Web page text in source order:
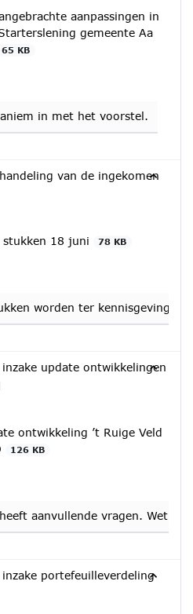
aanpassingen in
gemeente Aa
65 KB
in met het voorstel.
van de ingekomen
stukken 18 juni
78 KB
worden ter kennisgeving
update ontwikkelingen
ontwikkeling ’t Ruige Veld
126 KB
heeft aanvullende vragen.
portefeuilleverdeling